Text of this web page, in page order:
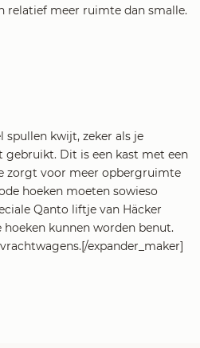
relatief meer ruimte dan smalle.
spullen kwijt, zeker als je
gebruikt. Dit is een kast met een
zorgt voor meer opbergruimte
hoeken moeten sowieso
Qanto liftje van Häcker
kunnen worden benut.
expander_maker]